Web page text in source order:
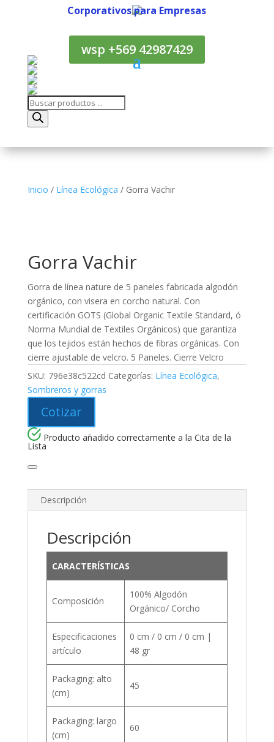
Corporativos para Empresas
wsp +569 42987429
Búsqueda
de
productos
Inicio / Línea Ecológica / Gorra Vachir
Gorra Vachir
Gorra de línea nature de 5 paneles fabricada algodón
orgánico, con visera en corcho natural. Con
certificación GOTS (Global Organic Textile Standard, ó
Norma Mundial de Textiles Orgánicos) que garantiza
que los tejidos están hechos de fibras orgánicas. Con
cierre ajustable de velcro. 5 Paneles. Cierre Velcro
SKU: 796e38c522cd Categorías: Línea Ecológica,
Sombreros y gorras
Cotizar
Producto añadido correctamente a la Cita de la
Lista
Descripción
Descripción
CARACTERÍSTICAS
Composición
100% Algodón
Orgánico/ Corcho
Especificaciones
artículo
0 cm / 0 cm / 0 cm |
48 gr
Packaging: alto
(cm)
45
Packaging: largo
(cm)
60